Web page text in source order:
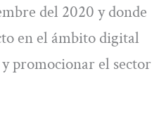
del 2020 y donde
en el ámbito digital
promocionar el sector